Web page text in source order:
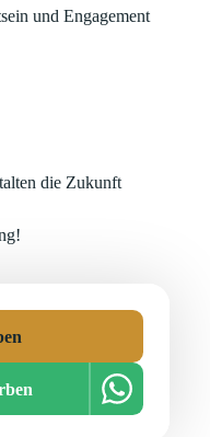
und Engagement
die Zukunft